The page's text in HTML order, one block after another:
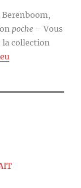
poche – Vous
la collection